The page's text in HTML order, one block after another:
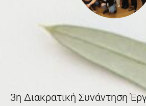
3η Διακρατική Συνάντηση